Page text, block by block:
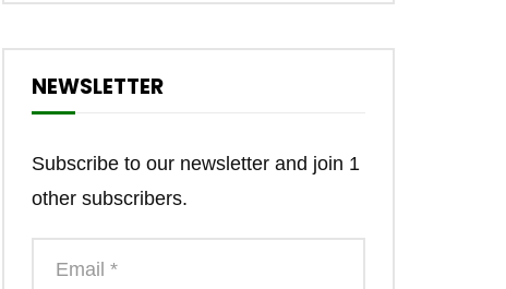
NEWSLETTER
Subscribe to our newsletter and join 1
other subscribers.